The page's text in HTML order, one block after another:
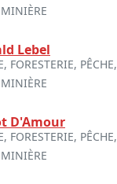
Lebel
FORESTERIE, PÊCHE,
D'Amour
FORESTERIE, PÊCHE,